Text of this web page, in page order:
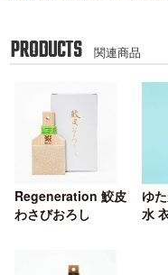
PRODUCTS 関連商品
Regeneration 鮫皮
わさびおろし
ゆ
水